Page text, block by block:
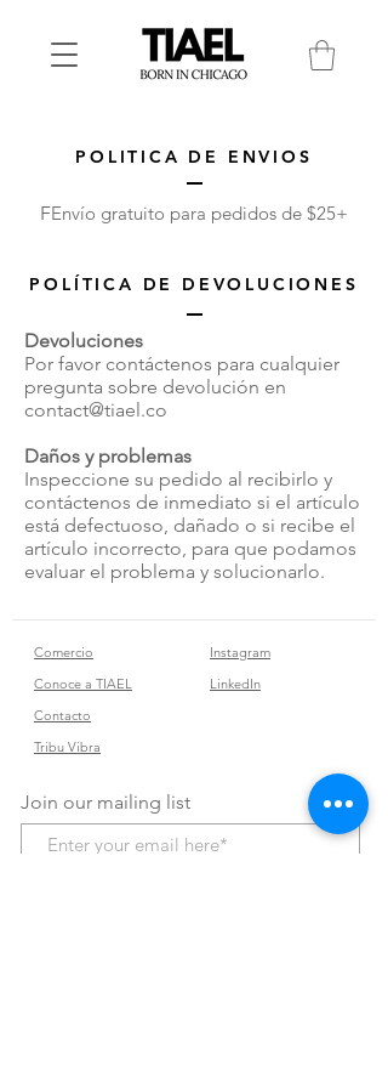
POLITICA DE ENVIOS
FEnvío gratuito para pedidos de $25+
POLÍTICA DE DEVOLUCIONES
Devoluciones
Por favor contáctenos para cualquier
pregunta sobre devolución en
contact@tiael.co
Daños y problemas
Inspeccione su pedido al recibirlo y
contáctenos de inmediato si el artículo
está defectuoso, dañado o si recibe el
artículo incorrecto, para que podamos
evaluar el problema y solucionarlo.
Instagram
LinkedIn
Comercio
Conoce a TIAEL
Contacto
Tribu Vibra
Join our mailing list